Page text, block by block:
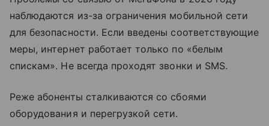
наблюдаются из-за ограничения мобильной сети
для безопасности. Если введены соответствующие
меры, интернет работает только по «белым
спискам». Не всегда проходят звонки и SMS.
Реже абоненты сталкиваются со сбоями
оборудования и перегрузкой сети.